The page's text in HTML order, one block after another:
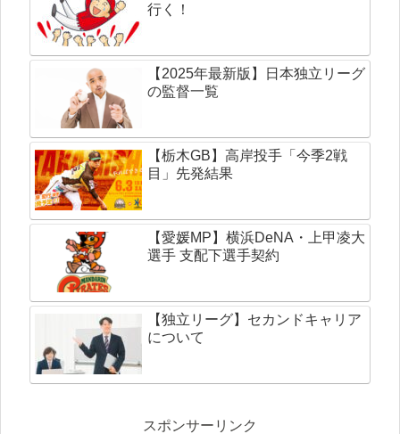
行く！
【2025年最新版】日本独立リーグ
の監督一覧
【栃木GB】高岸投手「今季2戦
目」先発結果
【愛媛MP】横浜DeNA・上甲凌大
選手 支配下選手契約
【独立リーグ】セカンドキャリア
について
スポンサーリンク